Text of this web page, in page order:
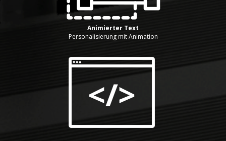
Animierter Text
Personalisierung mit Animation